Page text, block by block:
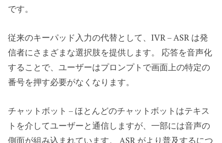
です。
従来のキーパッド入力の代替として、IVR – ASR は発
信者にさまざまな選択肢を提供します。 応答を音声化
することで、ユーザーはプロンプトで画面上の特定の
番号を押す必要がなくなります。
チャットボット – ほとんどのチャットボットはテキス
トを介してユーザーと通信しますが、一部には音声の
側面が組み込まれています。 ASR がより普及するにつ